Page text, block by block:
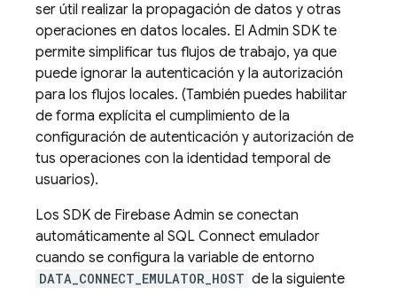
ser útil realizar la propagación de datos y otras
operaciones en datos locales. El Admin SDK te
permite simplificar tus flujos de trabajo, ya que
puede ignorar la autenticación y la autorización
para los flujos locales. (También puedes habilitar
de forma explícita el cumplimiento de la
configuración de autenticación y autorización de
tus operaciones con la identidad temporal de
usuarios).
Los SDK de Firebase Admin se conectan
automáticamente al SQL Connect emulador
cuando se configura la variable de entorno
DATA_CONNECT_EMULATOR_HOST de la siguiente